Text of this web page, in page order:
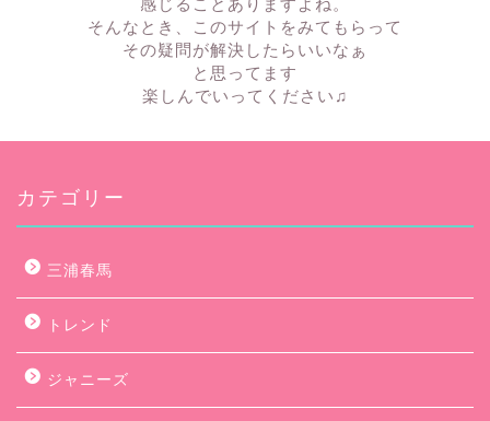
感じることありますよね。
そんなとき、このサイトをみてもらって
その疑問が解決したらいいなぁ
と思ってます
楽しんでいってください♫
カテゴリー
三浦春馬
トレンド
ジャニーズ